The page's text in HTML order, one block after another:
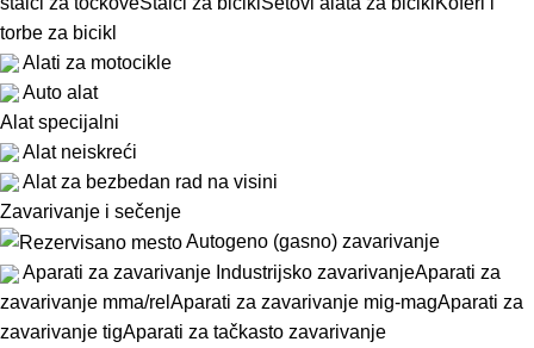
torbe za bicikl
Alati za motocikle
Auto alat
Alat specijalni
Alat neiskreći
Alat za bezbedan rad na visini
Zavarivanje i sečenje
Autogeno (gasno) zavarivanje
Aparati za zavarivanje Industrijsko zavarivanjeAparati za
zavarivanje mma/rel Aparati za zavarivanje mig-magAparati za
zavarivanje tigAparati za tačkasto zavarivanje